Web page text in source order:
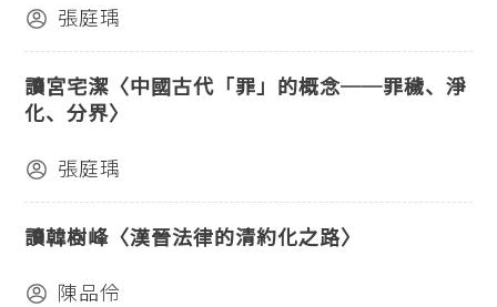
張庭瑀
讀宮宅潔〈中國古代「罪」的概念──罪穢、淨
化、分界〉
張庭瑀
讀韓樹峰〈漢晉法律的清約化之路〉
陳品伶